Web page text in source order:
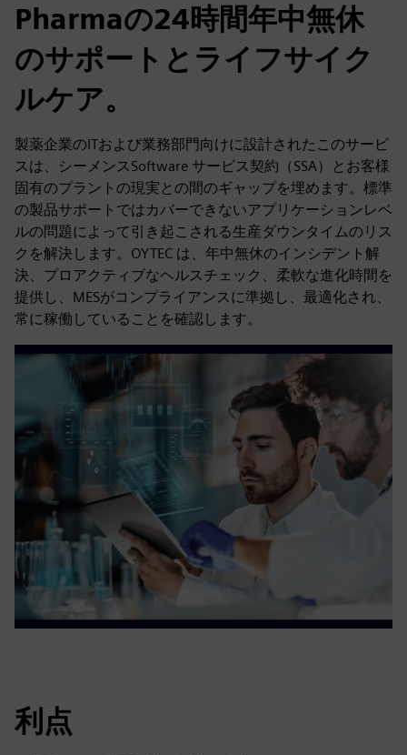
Pharmaの24時間年中無休
のサポートとライフサイク
ルケア。
製薬企業のITおよび業務部門向けに設計されたこのサービ
スは、シーメンスSoftware サービス契約（SSA）とお客様
固有のプラントの現実との間のギャップを埋めます。標準
の製品サポートではカバーできないアプリケーションレベ
ルの問題によって引き起こされる生産ダウンタイムのリス
クを解決します。OYTEC は、年中無休のインシデント解
決、プロアクティブなヘルスチェック、柔軟な進化時間を
提供し、MESがコンプライアンスに準拠し、最適化され、
常に稼働していることを確認します。
利点